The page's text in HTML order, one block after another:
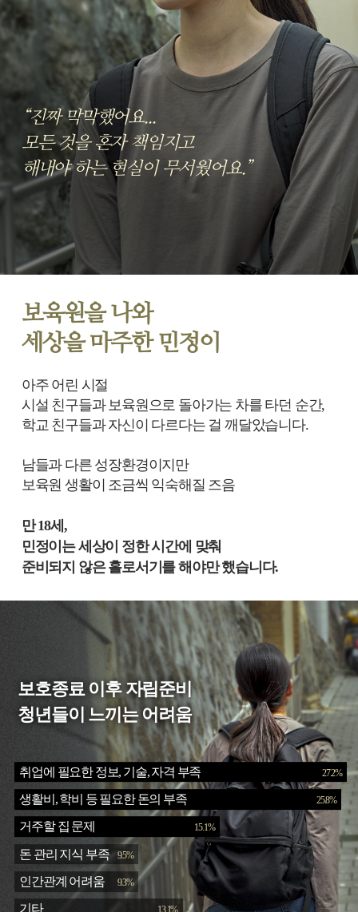
“진짜 막막했어요...
모든 것을 혼자 책임지고
해내야 하는 현실이 무서웠어요.”
보육원을 나와
세상을 마주한 민정이
아주 어린 시절
시설 친구들과 보육원으로 돌아가는 차를 타던 순간,
학교 친구들과 자신이 다르다는 걸 깨달았습니다.
남들과 다른 성장환경이지만
보육원 생활이 조금씩 익숙해질 즈음
만 18세,
민정이는 세상이 정한 시간에 맞춰
준비되지 않은 홀로서기를 해야만 했습니다.
보호종료 이후 자립준비
청년들이 느끼는 어려움
취업에 필요한 정보, 기술, 자격 부족 27.2%
생활비, 학비 등 필요한 돈의 부족 25.8%
거주할 집 문제 15.1%
돈 관리 지식 부족 9.5%
인간관계 어려움 9.3%
기타 13.1%